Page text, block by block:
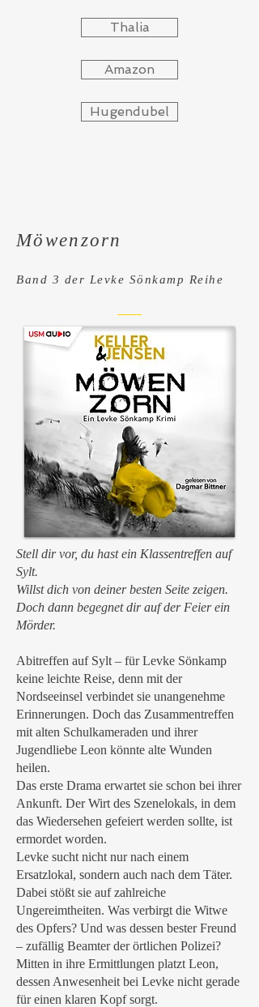
Thalia
Amazon
Hugendubel
Möwenzorn
Band 3 der Levke Sönkamp Reihe
Stell dir vor, du hast ein Klassentreffen auf
Sylt.
Willst dich von deiner besten Seite zeigen.
Doch dann begegnet dir auf der Feier ein
Mörder.
Abitreffen auf Sylt – für Levke Sönkamp
keine leichte Reise, denn mit der
Nordseeinsel verbindet sie unangenehme
Erinnerungen. Doch das Zusammentreffen
mit alten Schulkameraden und ihrer
Jugendliebe Leon könnte alte Wunden
heilen.
Das erste Drama erwartet sie schon bei ihrer
Ankunft. Der Wirt des Szenelokals, in dem
das Wiedersehen gefeiert werden sollte, ist
ermordet worden.
Levke sucht nicht nur nach einem
Ersatzlokal, sondern auch nach dem Täter.
Dabei stößt sie auf zahlreiche
Ungereimtheiten. Was verbirgt die Witwe
des Opfers? Und was dessen bester Freund
– zufällig Beamter der örtlichen Polizei?
Mitten in ihre Ermittlungen platzt Leon,
dessen Anwesenheit bei Levke nicht gerade
für einen klaren Kopf sorgt.